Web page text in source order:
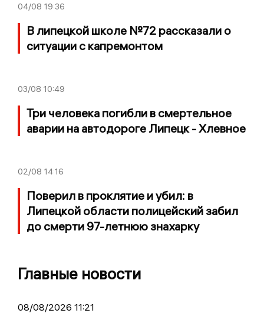
04/08 19:36
В липецкой школе №72 рассказали о
ситуации с капремонтом
03/08 10:49
Три человека погибли в смертельное
аварии на автодороге Липецк - Хлевное
02/08 14:16
Поверил в проклятие и убил: в
Липецкой области полицейский забил
до смерти 97-летнюю знахарку
Главные новости
08/08/2026 11:21